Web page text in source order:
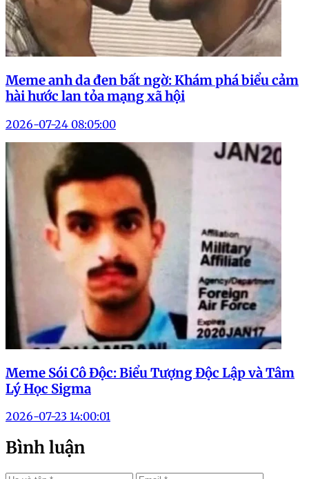
Meme anh da đen bất ngờ: Khám phá biểu cảm
hài hước lan tỏa mạng xã hội
2026-07-24 08:05:00
Meme Sói Cô Độc: Biểu Tượng Độc Lập và Tâm
Lý Học Sigma
2026-07-23 14:00:01
Bình luận